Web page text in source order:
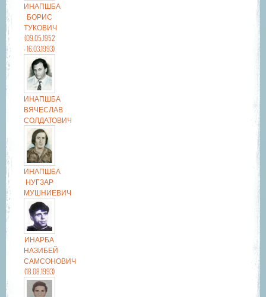
ИНАПШБА
БОРИС
ТУКОВИЧ
(09.05.1952
- 16.03.1993)
ИНАПШБА
ВЯЧЕСЛАВ
СОЛДАТОВИЧ
ИНАПШБА
НУГЗАР
МУШНИЕВИЧ
ИНАРБА
НАЗИБЕЙ
САМСОНОВИЧ
(18.08.1993)